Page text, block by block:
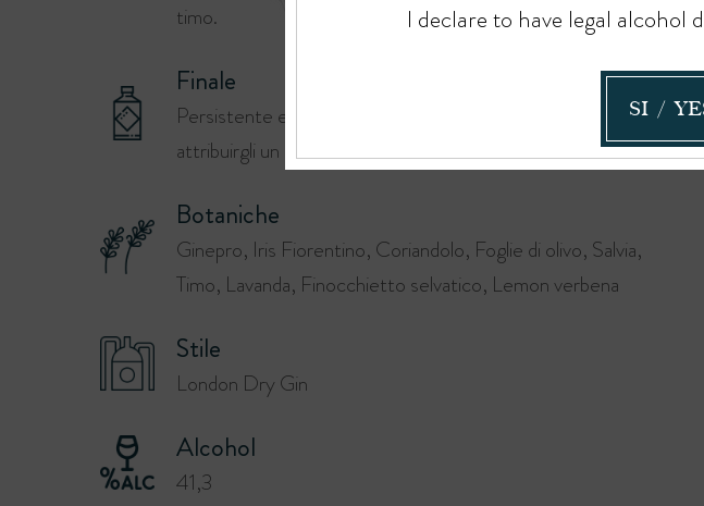
timo.
Finale
Persistente e morbido, dove tutti i botanicals concorrono ad
attribuirgli un gusto sofisticato.
Botaniche
Ginepro, Iris Fiorentino, Coriandolo, Foglie di olivo, Salvia,
Timo, Lavanda, Finocchietto selvatico, Lemon verbena
Stile
London Dry Gin
Alcohol
41,3
I declare to have legal alcohol
SI /